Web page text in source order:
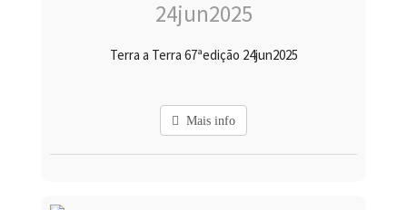
Terra a Terra 67ªedição 24jun2025
Mais info